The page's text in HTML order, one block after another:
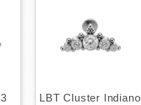
LBT Cluster Indiano